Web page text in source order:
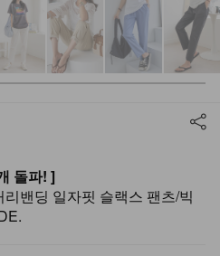
돌파! ]
밴딩 일자핏 슬랙스 팬츠/빅